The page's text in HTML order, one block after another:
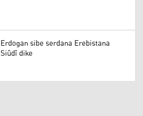
Erdogan sibe serdana Erebistana
Siûdî dike